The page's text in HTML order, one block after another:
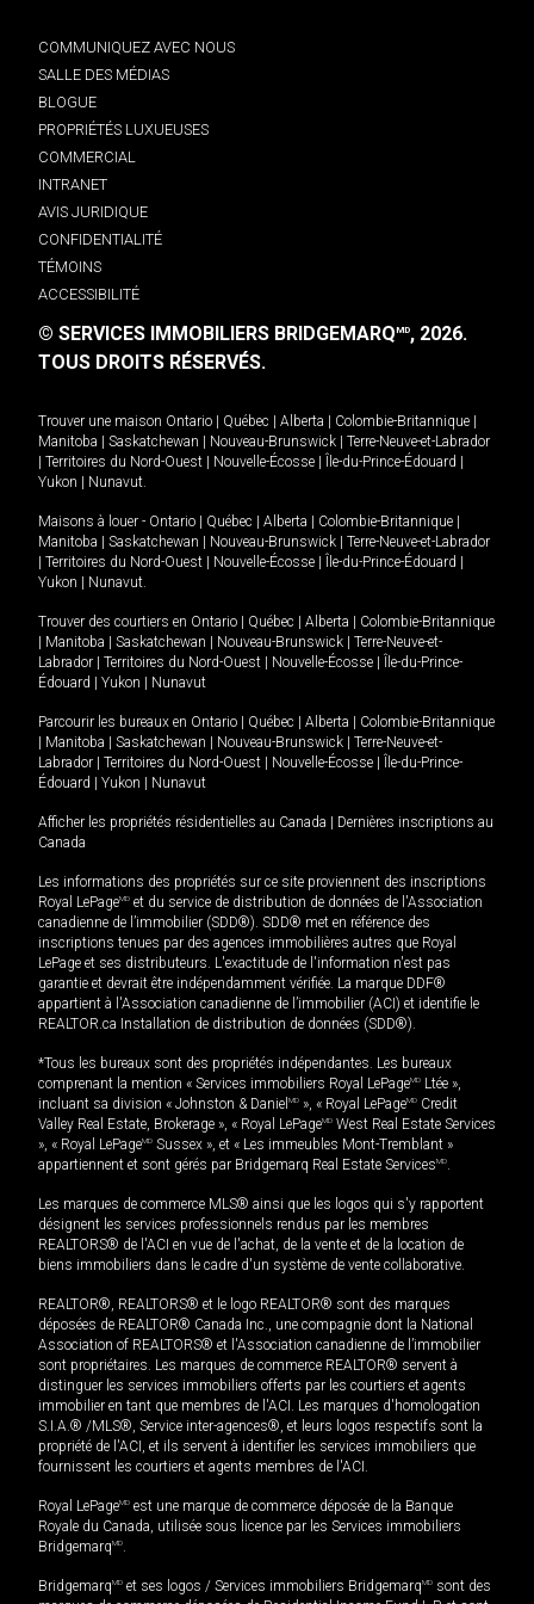
COMMUNIQUEZ AVEC NOUS
SALLE DES MÉDIAS
BLOGUE
PROPRIÉTÉS LUXUEUSES
COMMERCIAL
INTRANET
AVIS JURIDIQUE
CONFIDENTIALITÉ
TÉMOINS
ACCESSIBILITÉ
© SERVICES IMMOBILIERS BRIDGEMARQMD, 2026.
TOUS DROITS RÉSERVÉS.
Trouver une maison Ontario Québec Alberta Colombie-Britannique
Manitoba
Saskatchewan Nouveau-Brunswick
Terre-Neuve-et-Labrador
Territoires du Nord-Ouest Nouvelle-Écosse Île-du-Prince-Édouard
Yukon
Nunavut.
Maisons à louer - Ontario Québec Alberta Colombie-Britannique
Manitoba
Saskatchewan Nouveau-Brunswick
Terre-Neuve-et-Labrador
Territoires du Nord-Ouest Nouvelle-Écosse Île-du-Prince-Édouard
Yukon
Nunavut.
Trouver des courtiers en Ontario Québec Alberta
Colombie-Britannique
Manitoba Saskatchewan Nouveau-Brunswick
Terre-Neuve-et-
Labrador
Territoires du Nord-Ouest Nouvelle-Écosse
Île-du-Prince-
Édouard
Yukon Nunavut
Parcourir les bureaux en Ontario Québec Alberta
Colombie-Britannique
Manitoba Saskatchewan Nouveau-Brunswick
Terre-Neuve-et-
Labrador
Territoires du Nord-Ouest Nouvelle-Écosse
Île-du-Prince-
Édouard
Yukon Nunavut
Afficher les propriétés résidentielles au Canada
Dernières inscriptions au
Canada
Les informations des propriétés sur ce site proviennent des inscriptions
Royal LePageMD et du service de distribution de données de l'Association
canadienne de l’immobilier (SDD®). SDD® met en référence des
inscriptions tenues par des agences immobilières autres que Royal
LePage et ses distributeurs. L'exactitude de l'information n'est pas
garantie et devrait être indépendamment vérifiée. La marque DDF®
appartient à l'Association canadienne de l’immobilier (ACI) et identifie le
REALTOR.ca Installation de distribution de données (SDD®).
*Tous les bureaux sont des propriétés indépendantes. Les bureaux
comprenant la mention « Services immobiliers Royal LePageMD Ltée »,
incluant sa division « Johnston & Daniel MD », « Royal LePageMD Credit
Valley Real Estate, Brokerage », « Royal LePageMD West Real Estate Services
», « Royal LePageMD Sussex », et « Les immeubles Mont-Tremblant »
appartiennent et sont gérés par Bridgemarq Real Estate ServicesMD.
Les marques de commerce MLS® ainsi que les logos qui s'y rapportent
désignent les services professionnels rendus par les membres
REALTORS® de l'ACI en vue de l'achat, de la vente et de la location de
biens immobiliers dans le cadre d'un système de vente collaborative.
REALTOR®, REALTORS® et le logo REALTOR® sont des marques
déposées de REALTOR® Canada Inc., une compagnie dont la National
Association of REALTORS® et l'Association canadienne de l’immobilier
sont propriétaires. Les marques de commerce REALTOR® servent à
distinguer les services immobiliers offerts par les courtiers et agents
immobilier en tant que membres de l'ACI. Les marques d'homologation
S.I.A.® /MLS®, Service inter-agences®, et leurs logos respectifs sont la
propriété de l'ACI, et ils servent à identifier les services immobiliers que
fournissent les courtiers et agents membres de l'ACI.
Royal LePageMD est une marque de commerce déposée de la Banque
Royale du Canada, utilisée sous licence par les Services immobiliers
BridgemarqMD.
BridgemarqMD et ses logos / Services immobiliers BridgemarqMD sont des